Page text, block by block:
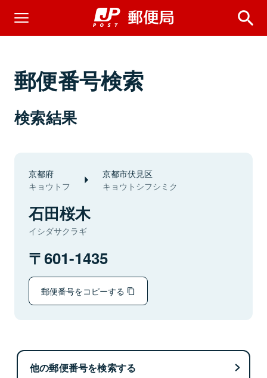
郵便番号検索
検索結果
京都府
キョウトフ
京都市伏見区
キョウトシフシミク
石田桜木
イシダサクラギ
601-1435
郵便番号をコピーする
他の郵便番号を検索する